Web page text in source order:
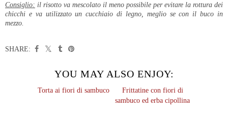
Consiglio: il risotto va mescolato il meno possibile per evitare la rottura dei
chicchi e va utilizzato un cucchiaio di legno, meglio se con il buco in
mezzo.
SHARE:
YOU MAY ALSO ENJOY:
Frittatine con fiori di
sambuco ed erba cipollina